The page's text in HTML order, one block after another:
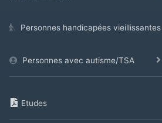
Personnes handicapées vieillissantes
Personnes avec autisme/TSA
Etudes